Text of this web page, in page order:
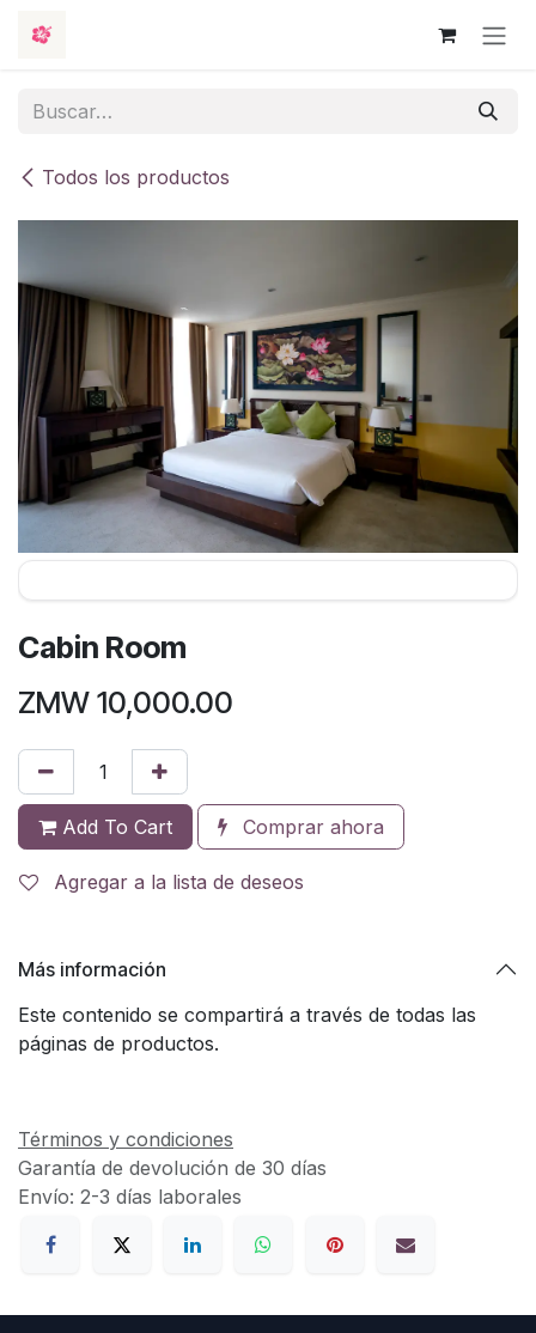
Todos los productos
Cabin Room
ZMW 10,000.00
Add To Cart Comprar ahora
Agregar a la lista de deseos
Más información
Este contenido se compartirá a través de todas las
páginas de productos.
Términos y condiciones
Garantía de devolución de 30 días
Envío: 2-3 días laborales